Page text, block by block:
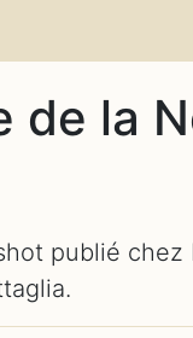
de la
publié